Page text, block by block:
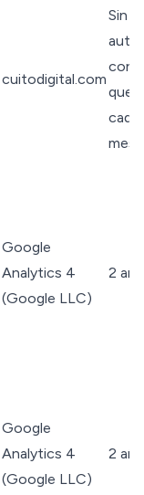
cuitodigital.com
Sin
que
Google
Analytics 4
(Google LLC)
2
Google
Analytics 4
(Google LLC)
2